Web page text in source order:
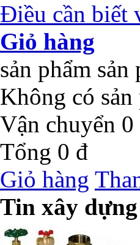
Điều cần biết
Giỏ hàng
sản phẩm sản
Không có sản
Vận chuyển 0
Tổng 0 đ
Giỏ hàng
Tin xây dựng